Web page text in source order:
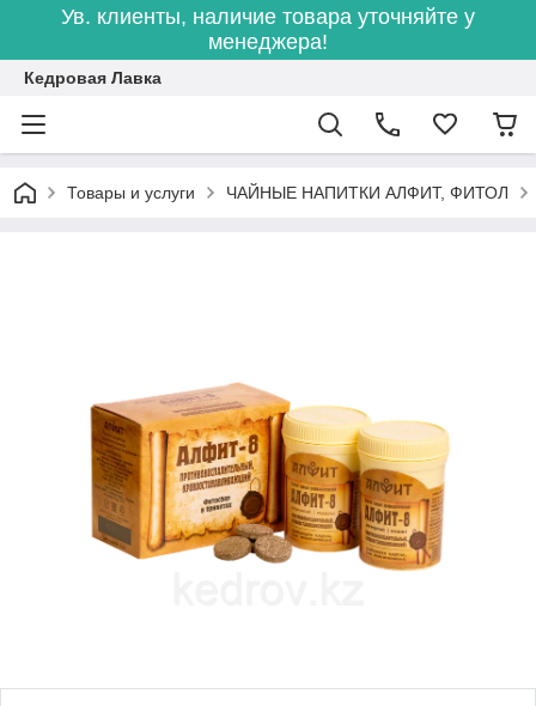
Ув. клиенты, наличие товара уточняйте у
менеджера!
Кедровая Лавка
Товары и услуги ЧАЙНЫЕ НАПИТКИ АЛФИТ, ФИТОЛ